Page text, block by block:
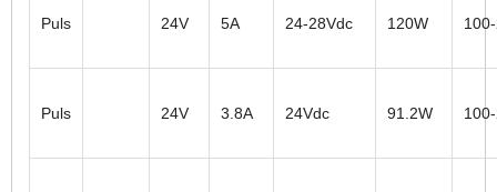
Puls 24V 5A 24-28Vdc 120W
Puls 24V 3.8A 24Vdc 91.2W